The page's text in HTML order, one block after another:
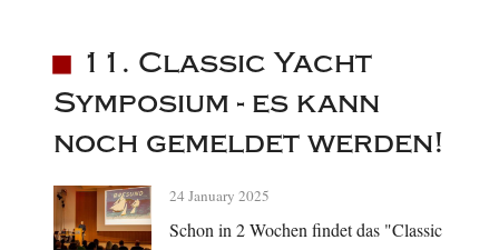
11. Classic Yacht
Symposium - es kann
noch gemeldet werden!
24 January 2025
Schon in 2 Wochen findet das "Classic